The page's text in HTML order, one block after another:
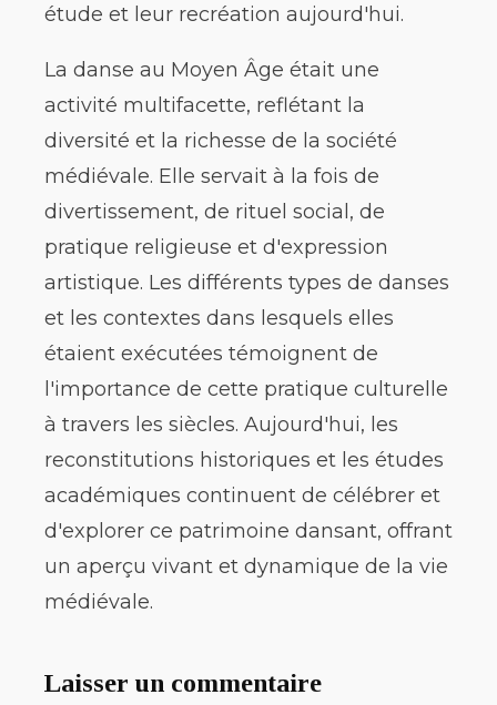
étude et leur recréation aujourd'hui.
La danse au Moyen Âge était une
activité multifacette, reflétant la
diversité et la richesse de la société
médiévale. Elle servait à la fois de
divertissement, de rituel social, de
pratique religieuse et d'expression
artistique. Les différents types de danses
et les contextes dans lesquels elles
étaient exécutées témoignent de
l'importance de cette pratique culturelle
à travers les siècles. Aujourd'hui, les
reconstitutions historiques et les études
académiques continuent de célébrer et
d'explorer ce patrimoine dansant, offrant
un aperçu vivant et dynamique de la vie
médiévale.
Laisser un commentaire